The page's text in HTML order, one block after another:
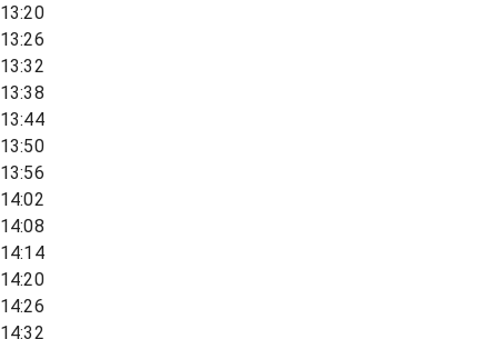
13:20
13:26
13:32
13:38
13:44
13:50
13:56
14:02
14:08
14:14
14:20
14:26
14:32